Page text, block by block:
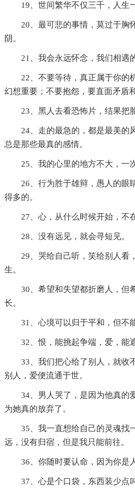
19、世间繁华不仅三千，人生
20、最可悲的事情，莫过于胸
阴。
21、我会永远怀念，我们相遇
22、不要等待，真正属于你的
幻想重要；不要抱怨，要直面矛盾
23、黑人去看恐怖片，结果把
24、走的最急的，都是最美的
总是那些最真的感情。
25、我的心里的地方不大，一
26、行为胜于雄辩，愚人的眼
得多的。
27、心，从什么时候开始，不
28、没有远见，就会寻短见。
29、哭给自己听，笑给别人看
生。
30、希望和失望都折磨人，但
长。
31、心境可以归于平和，但不
32、恨，能挑起争端，爱，能
33、我们把心给了别人，就收
别人，爱便流通于世。
34、男人哭了，是因为他真的
为她真的放弃了。
35、我一直想给自己的灵魂找
远，没有归宿，但是我只能前往。
36、你随时要认命，因为你是
37、心是个口袋，东西装少点